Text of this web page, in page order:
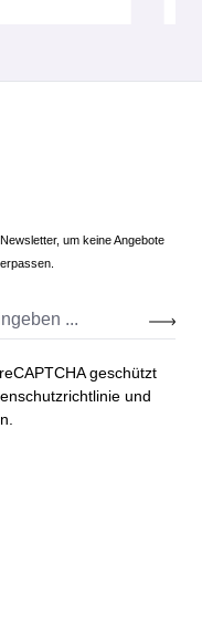
um keine Angebote
geschützt
und